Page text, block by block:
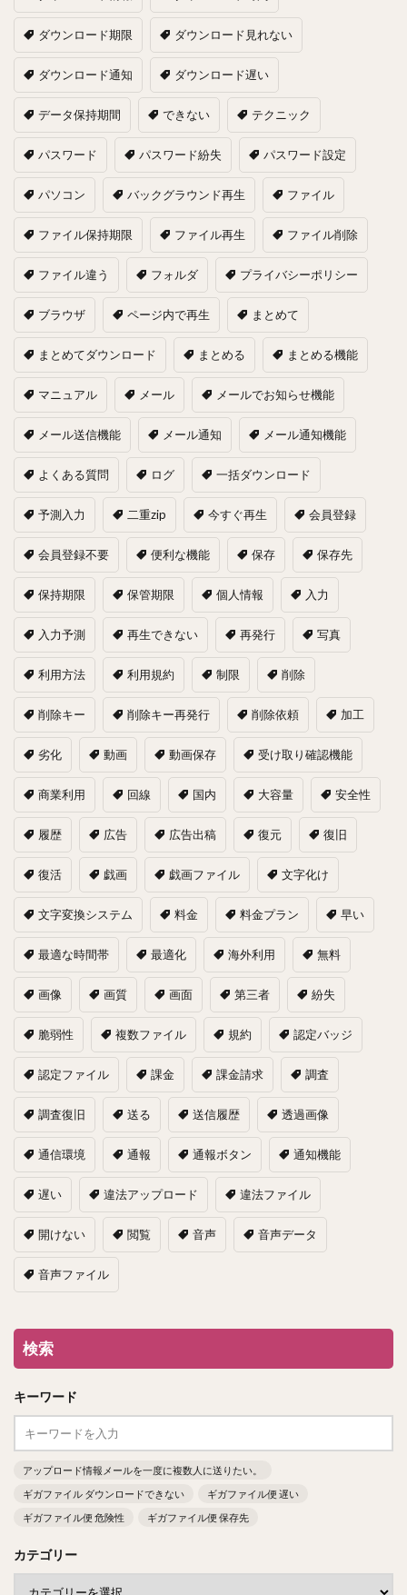
ダウンロード期限 ダウンロード見れない
ダウンロード通知 ダウンロード遅い
データ保持期間 できない テクニック
パスワード パスワード紛失 パスワード設定
パソコン バックグラウンド再生 ファイル
ファイル保持期限 ファイル再生 ファイル削除
ファイル違う フォルダ プライバシーポリシー
ブラウザ ページ内で再生 まとめて
まとめてダウンロード まとめる まとめる機能
マニュアル メール メールでお知らせ機能
メール送信機能 メール通知 メール通知機能
よくある質問 ログ 一括ダウンロード
予測入力 二重zip 今すぐ再生 会員登録
会員登録不要 便利な機能 保存 保存先
保持期限 保管期限 個人情報 入力
入力予測 再生できない 再発行 写真
利用方法 利用規約 制限 削除
削除キー 削除キー再発行 削除依頼 加工
劣化 動画 動画保存 受け取り確認機能
商業利用 回線 国内 大容量 安全性
履歴 広告 広告出稿 復元 復旧
復活 戯画 戯画ファイル 文字化け
文字変換システム 料金 料金プラン 早い
最適な時間帯 最適化 海外利用 無料
画像 画質 画面 第三者 紛失
脆弱性 複数ファイル 規約 認定バッジ
認定ファイル 課金 課金請求 調査
調査復旧 送る 送信履歴 透過画像
通信環境 通報 通報ボタン 通知機能
遅い 違法アップロード 違法ファイル
開けない 閲覧 音声 音声データ
音声ファイル
検索
キーワード
アップロード情報メールを一度に複数人に送りたい。
ギガファイル ダウンロードできない
ギガファイル便 遅い
ギガファイル便 危険性
ギガファイル便 保存先
カテゴリー